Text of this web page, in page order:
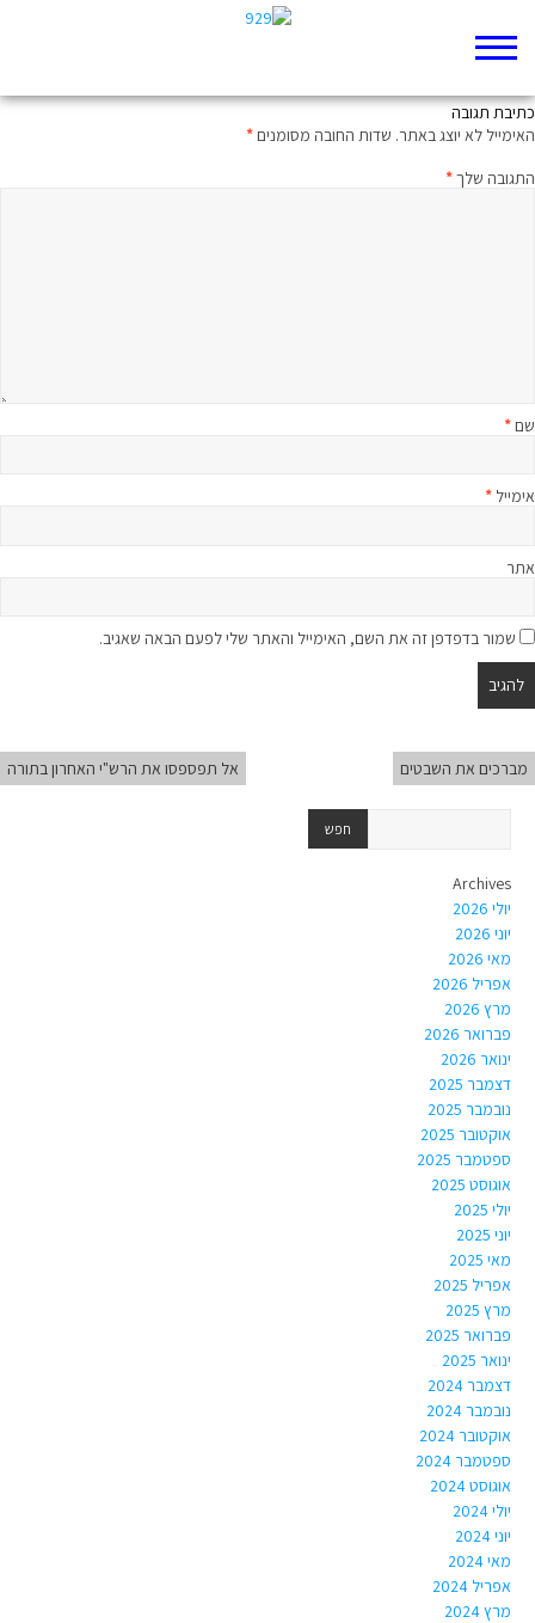
כתיבת תגובה
האימייל לא יוצג באתר. שדות החובה מסומנים*
התגובה שלך*
שם*
אימייל *
אתר
שמור בדפדפן זה את השם, האימייל והאתר שלי לפעם הבאה שאגיב.
מברכים את השבטים אל תפספסו את הרש"י האחרון בתורה
Archives
יולי 2026
יוני 2026
מאי 2026
אפריל 2026
מרץ 2026
פברואר 2026
ינואר 2026
דצמבר 2025
נובמבר 2025
אוקטובר 2025
ספטמבר 2025
אוגוסט 2025
יולי 2025
יוני 2025
מאי 2025
אפריל 2025
מרץ 2025
פברואר 2025
ינואר 2025
דצמבר 2024
נובמבר 2024
אוקטובר 2024
ספטמבר 2024
אוגוסט 2024
יולי 2024
יוני 2024
מאי 2024
אפריל 2024
מרץ 2024